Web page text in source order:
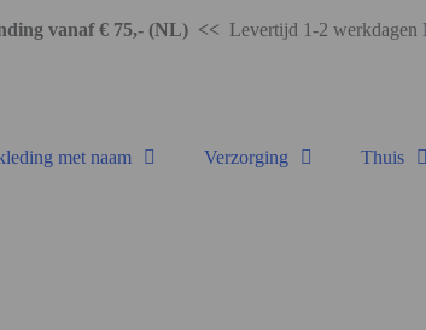
vanaf € 75,- (NL) << Levertijd 1-2 werkdagen
met naam Verzorging Thuis